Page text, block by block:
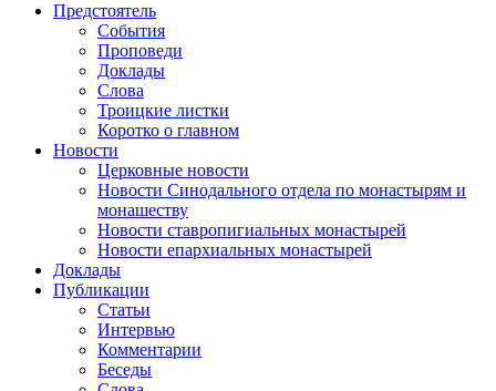
Предстоятель
События
Проповеди
Доклады
Слова
Троицкие листки
Коротко о главном
Новости
Церковные новости
Новости Синодального отдела по монастырям и
монашеству
Новости ставропигиальных монастырей
Новости епархиальных монастырей
Доклады
Публикации
Статьи
Интервью
Комментарии
Беседы